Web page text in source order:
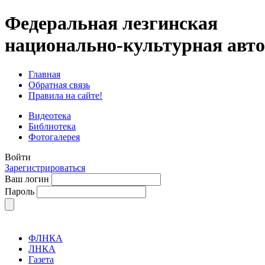
Федеральная лезгинская
национально-культурная
Главная
Обратная связь
Правила на сайте!
Видеотека
Библиотека
Фотогалерея
Войти
Зарегистрироваться
Ваш логин
Пароль
ФЛНКА
ЛНКА
Газета